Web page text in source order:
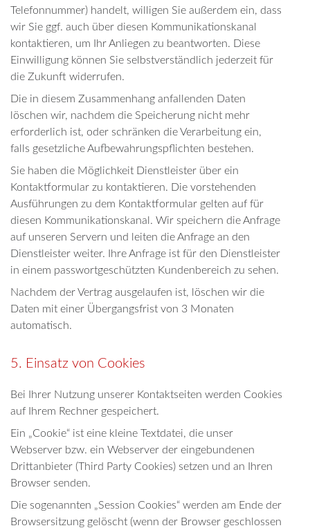
Telefonnummer) handelt, willigen Sie außerdem ein, dass
wir Sie ggf. auch über diesen Kommunikationskanal
kontaktieren, um Ihr Anliegen zu beantworten. Diese
Einwilligung können Sie selbstverständlich jederzeit für
die Zukunft widerrufen.
Die in diesem Zusammenhang anfallenden Daten
löschen wir, nachdem die Speicherung nicht mehr
erforderlich ist, oder schränken die Verarbeitung ein,
falls gesetzliche Aufbewahrungspflichten bestehen.
Sie haben die Möglichkeit Dienstleister über ein
Kontaktformular zu kontaktieren. Die vorstehenden
Ausführungen zu dem Kontaktformular gelten auf für
diesen Kommunikationskanal. Wir speichern die Anfrage
auf unseren Servern und leiten die Anfrage an den
Dienstleister weiter. Ihre Anfrage ist für den Dienstleister
in einem passwortgeschützten Kundenbereich zu sehen.
Nachdem der Vertrag ausgelaufen ist, löschen wir die
Daten mit einer Übergangsfrist von 3 Monaten
automatisch.
5. Einsatz von Cookies
Bei Ihrer Nutzung unserer Kontaktseiten werden Cookies
auf Ihrem Rechner gespeichert.
Ein „Cookie“ ist eine kleine Textdatei, die unser
Webserver bzw. ein Webserver der eingebundenen
Drittanbieter (Third Party Cookies) setzen und an Ihren
Browser senden.
Die sogenannten „Session Cookies“ werden am Ende der
Browsersitzung gelöscht (wenn der Browser geschlossen